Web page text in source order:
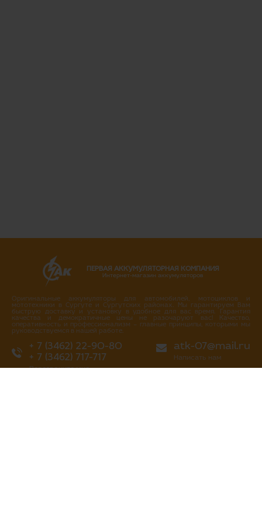
ПЕРВАЯ АККУМУЛЯТОРНАЯ КОМПАНИЯ
Интернет-магазин аккумуляторов
Оригинальные аккумуляторы для автомобилей, мотоциклов и
мототехники в Сургуте и Сургутских районах. Мы гарантируем Вам
быструю доставку и установку в удобное для вас время. Гарантия
качества и демократичные цены не разочаруют вас! Качество,
оперативность и профессионализм – главные принципы, которыми мы
руководствуемся в нашей работе.
+ 7 (3462) 22-90-80
+ 7 (3462) 717-717
Перезвоните мне
atk-07@mail.ru
Написать нам